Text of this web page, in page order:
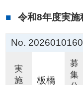
令和8年度実施
No.
実
施
板橋
募
集